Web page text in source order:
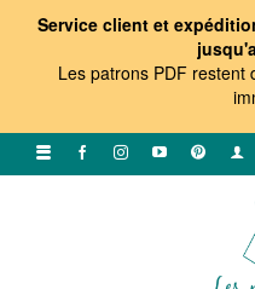
Service client et
Les patrons PDF restent